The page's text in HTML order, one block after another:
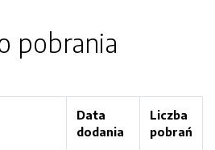
pobrania
Data
dodania
Liczba
pobrań